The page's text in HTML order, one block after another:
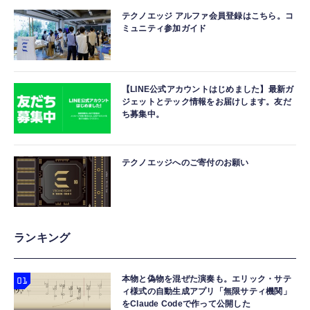
テクノエッジ アルファ会員登録はこちら。コ
ミュニティ参加ガイド
【LINE公式アカウントはじめました】最新ガ
ジェットとテック情報をお届けします。友だ
ち募集中。
テクノエッジへのご寄付のお願い
ランキング
本物と偽物を混ぜた演奏も。エリック・サテ
ィ様式の自動生成アプリ「無限サティ機関」
をClaude Codeで作って公開した